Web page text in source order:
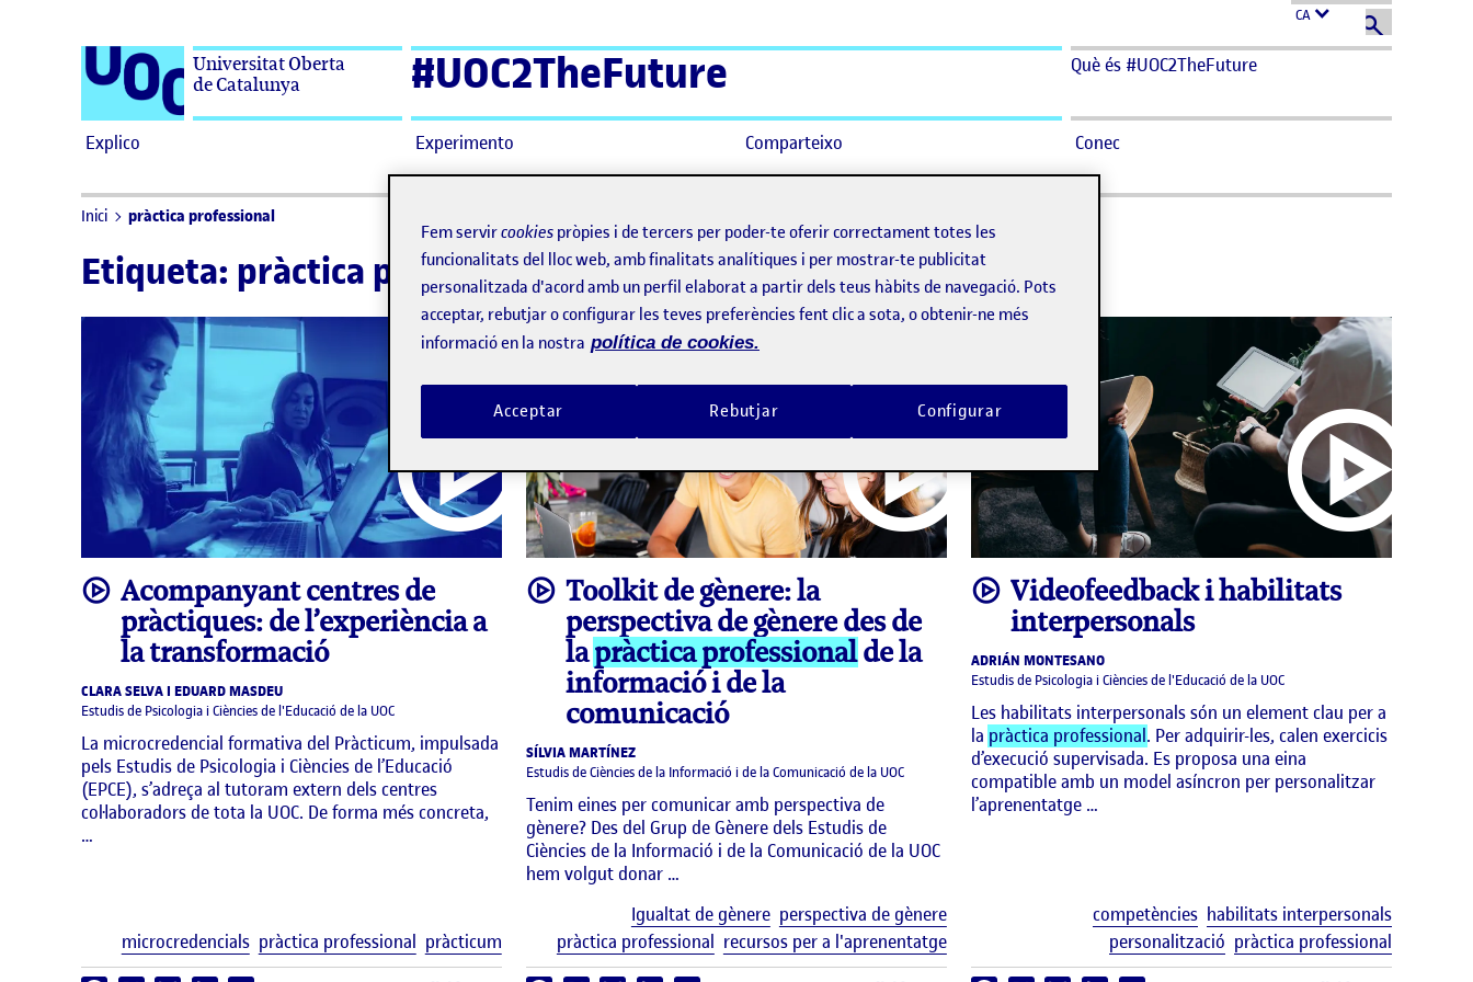
CA
Universitat Oberta
de Catalunya
#UOC2TheFuture Què és #UOC2TheFuture
Explico Experimento Comparteixo Conec
Inici pràctica professional
Etiqueta: pràctica professional
videoAcompanyant centres de
pràctiques: de l’experiència a
la transformació
CLARA SELVA I EDUARD MASDEU
Estudis de Psicologia i Ciències de l'Educació de la UOC
La microcredencial formativa del Pràcticum, impulsada
pels Estudis de Psicologia i Ciències de l’Educació
(EPCE), s’adreça al tutoram extern dels centres
col·laboradors de tota la UOC. De forma més concreta,
…
Etiquetes
microcredencials pràctica professional pràcticum
videoToolkit de gènere: la
perspectiva de gènere des de
lapràctica professionalde la
informació i de la
comunicació
SÍLVIA MARTÍNEZ
Estudis de Ciències de la Informació i de la Comunicació de la UOC
Tenim eines per comunicar amb perspectiva de
gènere? Des del Grup de Gènere dels Estudis de
Ciències de la Informació i de la Comunicació de la UOC
hem volgut donar …
Etiquetes
Igualtat de gènere perspectiva de gènere
pràctica professional recursos per a l'aprenentatge
videoVideofeedback i habilitats
interpersonals
ADRIÁN MONTESANO
Estudis de Psicologia i Ciències de l'Educació de la UOC
Les habilitats interpersonals són un element clau per a
la pràctica professional. Per adquirir-les, calen exercicis
d’execució supervisada. Es proposa una eina
compatible amb un model asíncron per personalitzar
l’aprenentatge …
Etiquetes
competències habilitats interpersonals
personalització pràctica professional
Fem servircookies pròpies i de tercers per poder-te oferir correctament totes les
funcionalitats del lloc web, amb finalitats analítiques i per mostrar-te publicitat
personalitzada d'acord amb un perfil elaborat a partir dels teus hàbits de navegació. Pots
acceptar, rebutjar o configurar les teves preferències fent clic a sota, o obtenir-ne més
informació en la nostra política de cookies.
Rebutjar
Acceptar Configurar